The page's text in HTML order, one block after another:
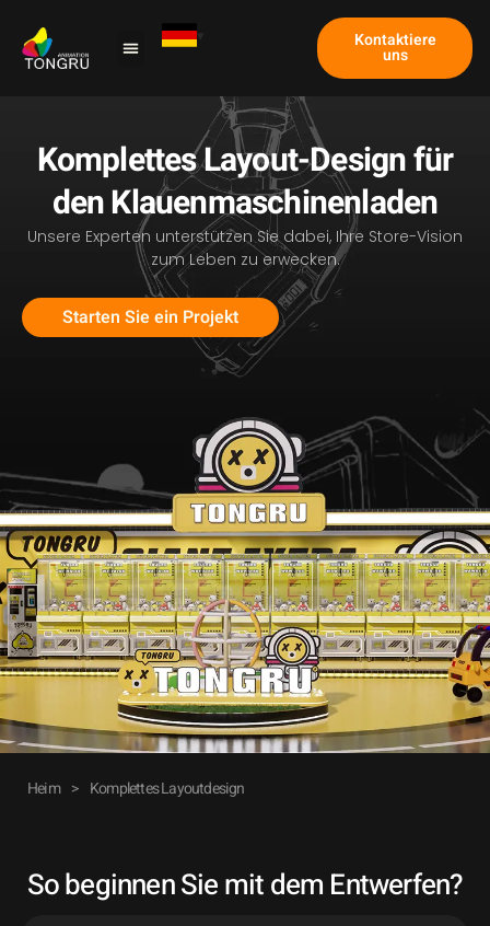
Kontaktiere
uns
Komplettes Layout-Design für
den Klauenmaschinenladen
Unsere Experten unterstützen Sie dabei, Ihre Store-Vision
zum Leben zu erwecken.
Starten Sie ein Projekt
Heim > Komplettes Layoutdesign
So beginnen Sie mit dem Entwerfen?